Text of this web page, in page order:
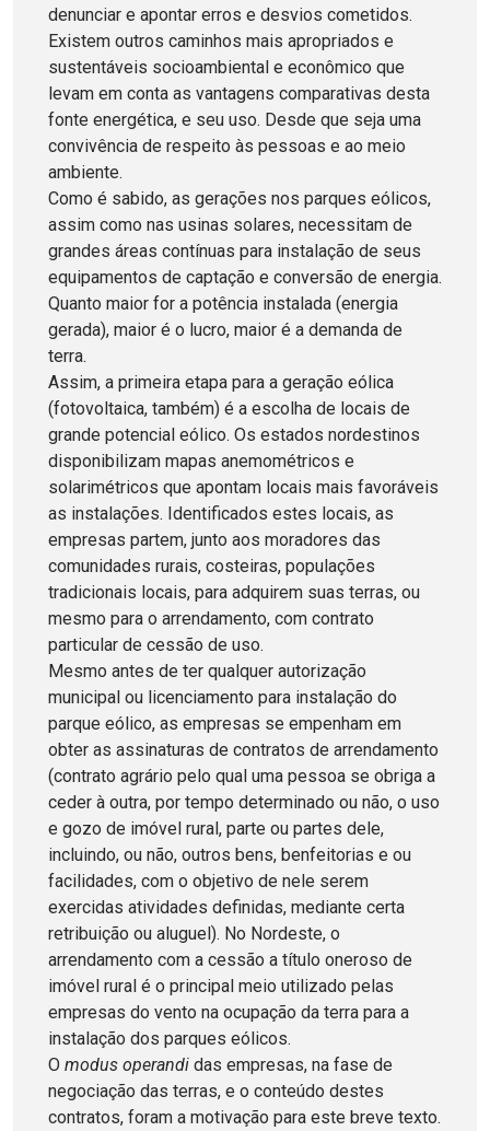
denunciar e apontar erros e desvios cometidos.
Existem outros caminhos mais apropriados e
sustentáveis socioambiental e econômico que
levam em conta as vantagens comparativas desta
fonte energética, e seu uso. Desde que seja uma
convivência de respeito às pessoas e ao meio
ambiente.
Como é sabido, as gerações nos parques eólicos,
assim como nas usinas solares, necessitam de
grandes áreas contínuas para instalação de seus
equipamentos de captação e conversão de energia.
Quanto maior for a potência instalada (energia
gerada), maior é o lucro, maior é a demanda de
terra.
Assim, a primeira etapa para a geração eólica
(fotovoltaica, também) é a escolha de locais de
grande potencial eólico. Os estados nordestinos
disponibilizam mapas anemométricos e
solarimétricos que apontam locais mais favoráveis
as instalações. Identificados estes locais, as
empresas partem, junto aos moradores das
comunidades rurais, costeiras, populações
tradicionais locais, para adquirem suas terras, ou
mesmo para o arrendamento, com contrato
particular de cessão de uso.
Mesmo antes de ter qualquer autorização
municipal ou licenciamento para instalação do
parque eólico, as empresas se empenham em
obter as assinaturas de contratos de arrendamento
(contrato agrário pelo qual uma pessoa se obriga a
ceder à outra, por tempo determinado ou não, o uso
e gozo de imóvel rural, parte ou partes dele,
incluindo, ou não, outros bens, benfeitorias e ou
facilidades, com o objetivo de nele serem
exercidas atividades definidas, mediante certa
retribuição ou aluguel). No Nordeste, o
arrendamento com a cessão a título oneroso de
imóvel rural é o principal meio utilizado pelas
empresas do vento na ocupação da terra para a
instalação dos parques eólicos.
O modus operandi das empresas, na fase de
negociação das terras, e o conteúdo destes
contratos, foram a motivação para este breve texto.